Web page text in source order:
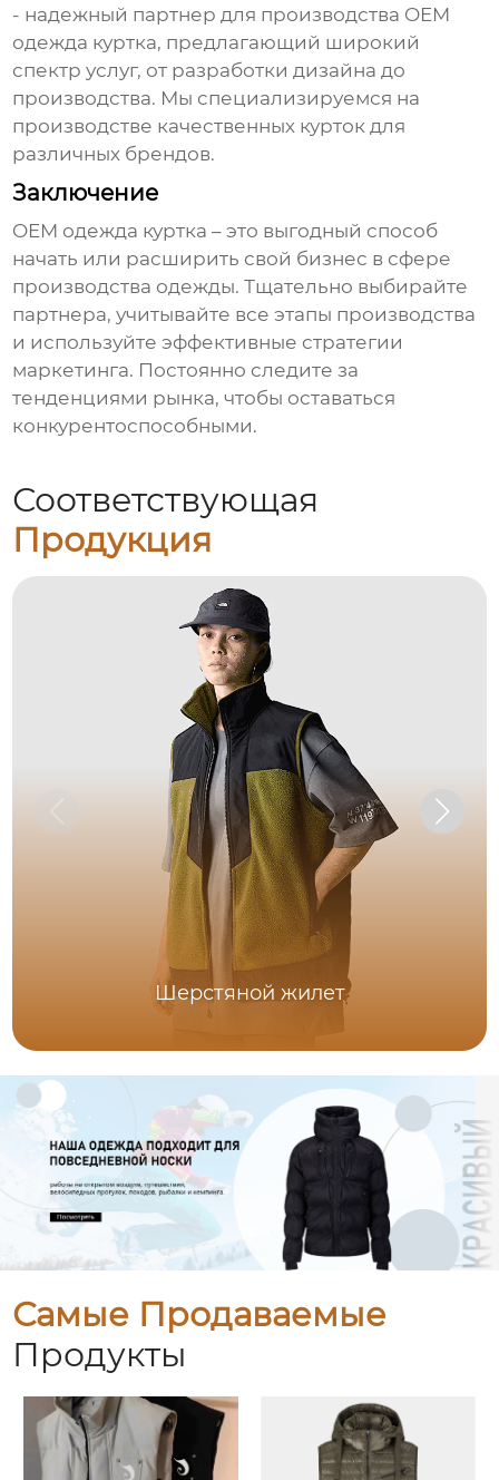
- надежный партнер для производства OEM
одежда куртка, предлагающий широкий
спектр услуг, от разработки дизайна до
производства. Мы специализируемся на
производстве качественных курток для
различных брендов.
Заключение
OEM одежда куртка – это выгодный способ
начать или расширить свой бизнес в сфере
производства одежды. Тщательно выбирайте
партнера, учитывайте все этапы производства
и используйте эффективные стратегии
маркетинга. Постоянно следите за
тенденциями рынка, чтобы оставаться
конкурентоспособными.
Соответствующая
Продукция
Шерстяной жилет
Самые Продаваемые
Продукты